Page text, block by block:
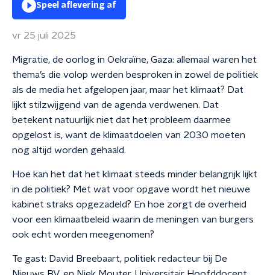
Speel aflevering af
vr 25 juli 2025
Migratie, de oorlog in Oekraïne, Gaza: allemaal waren het
thema’s die volop werden besproken in zowel de politiek
als de media het afgelopen jaar, maar het klimaat? Dat
lijkt stilzwijgend van de agenda verdwenen. Dat
betekent natuurlijk niet dat het probleem daarmee
opgelost is, want de klimaatdoelen van 2030 moeten
nog altijd worden gehaald.
Hoe kan het dat het klimaat steeds minder belangrijk lijkt
in de politiek? Met wat voor opgave wordt het nieuwe
kabinet straks opgezadeld? En hoe zorgt de overheid
voor een klimaatbeleid waarin de meningen van burgers
ook echt worden meegenomen?
Te gast: David Breebaart, politiek redacteur bij De